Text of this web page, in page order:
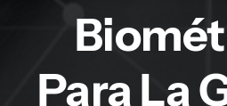
Para La